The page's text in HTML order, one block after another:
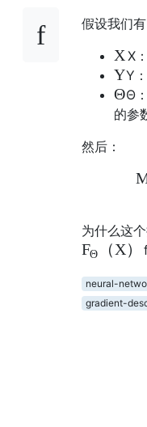
假设我们
XX
YY
ΘΘ
的参
然后：
为什么这
FΘ （X）
neural-
gradient-